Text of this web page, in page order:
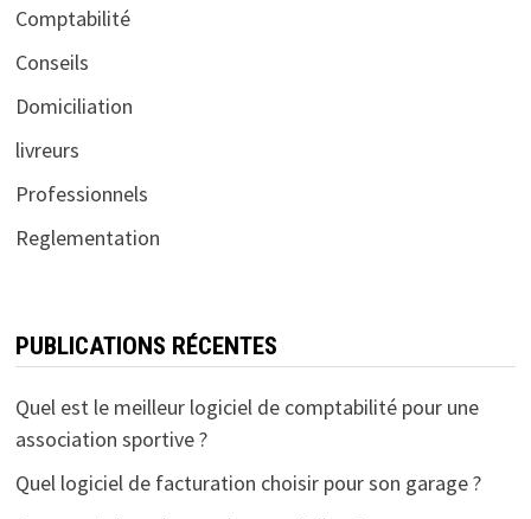
Comptabilité
Conseils
Domiciliation
livreurs
Professionnels
Reglementation
PUBLICATIONS RÉCENTES
Quel est le meilleur logiciel de comptabilité pour une
association sportive ?
Quel logiciel de facturation choisir pour son garage ?